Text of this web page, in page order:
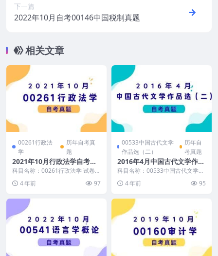
下一篇
2022年10月自考00146中国税制真题
相关文章
00261行政法
学
历年自考真
题
2021年10月行政法学自考真
题及答案
科目名称：00261行政法学 试卷全
试行政法学...
4 年前 97
00533中国古代文学
作品选（二）
历年自
考真题
2016年4月中国古代文学作品
选（二）自考真题及答案
科目名称：00533中国古代文学作
高等教育自...
4 年前 95